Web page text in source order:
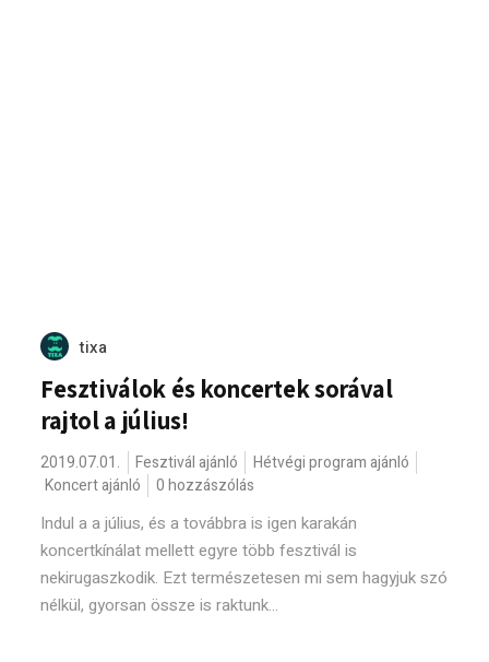
tixa
Fesztiválok és koncertek sorával
rajtol a július!
2019.07.01. Fesztivál ajánló
Hétvégi program ajánló
Koncert ajánló
0 hozzászólás
Indul a a július, és a továbbra is igen karakán
koncertkínálat mellett egyre több fesztivál is
nekirugaszkodik. Ezt természetesen mi sem hagyjuk szó
nélkül, gyorsan össze is raktunk...